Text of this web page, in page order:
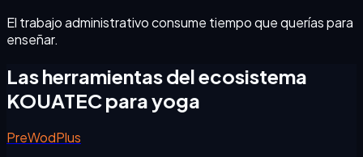
El trabajo administrativo consume tiempo que querías para
enseñar.
Las herramientas del ecosistema
KOUATEC parayoga
PreWodPlus